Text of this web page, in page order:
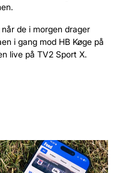
de i morgen drager
i gang mod HB Køge på
live på TV2 Sport X.